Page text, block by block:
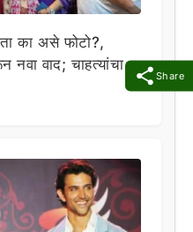
Share
का असे फोटो?,
नवा वाद; चाहत्यांचा